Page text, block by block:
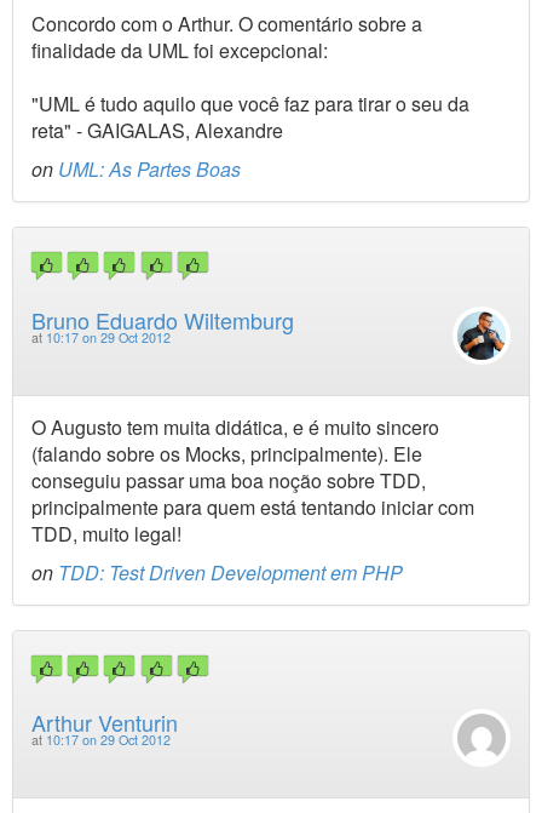
Concordo com o Arthur. O comentário sobre a
finalidade da UML foi excepcional:
"UML é tudo aquilo que você faz para tirar o seu da
reta" - GAIGALAS, Alexandre
on UML: As Partes Boas
Bruno Eduardo Wiltemburg
at 10:17 on 29 Oct 2012
O Augusto tem muita didática, e é muito sincero
(falando sobre os Mocks, principalmente). Ele
conseguiu passar uma boa noção sobre TDD,
principalmente para quem está tentando iniciar com
TDD, muito legal!
on TDD: Test Driven Development em PHP
Arthur Venturin
at 10:17 on 29 Oct 2012